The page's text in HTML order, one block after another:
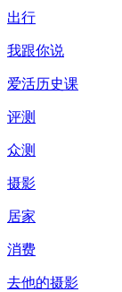
出行
我跟你说
爱活历史课
评测
众测
摄影
居家
消费
去他的摄影